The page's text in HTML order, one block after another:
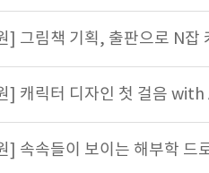
] 그림책 기획, 출판으로 N잡
] 캐릭터 디자인 첫 걸음
] 속속들이 보이는 해부학 드